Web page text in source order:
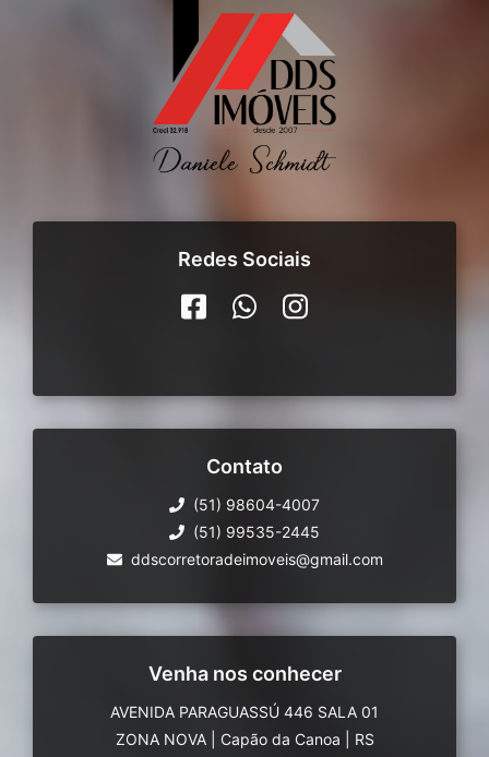
Redes Sociais
Contato
(51) 98604-4007
(51) 99535-2445
ddscorretoradeimoveis@gmail.com
Venha nos conhecer
AVENIDA PARAGUASSÚ 446 SALA 01
ZONA NOVA
Capão da Canoa
RS